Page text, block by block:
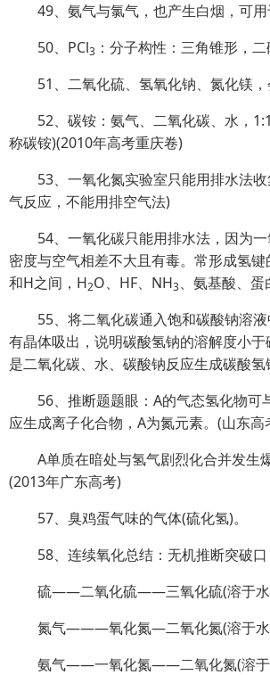
49、氨气与氯气，也产生白烟，可用
50、PCl3 ：分子构性：三角锥形，二
51、二氧化硫、氢氧化钠、氮化镁，
52、碳铵：氨气、二氧化碳、水，
称碳铵)(2010年高考重庆卷)
53、一氧化氮实验室只能用排水法
气反应，不能用排空气法)
54、一氧化碳只能用排水法，因为一
密度与空气相差不大且有毒。常形成氢
和H之间，H2O、HF、NH3、氨基酸、蛋
55、将二氧化碳通入饱和碳酸钠溶
有晶体吸出，说明碳酸氢钠的溶解度小
是二氧化碳、水、碳酸钠反应生成碳酸氢
56、推断题题眼：A的气态氢化物可
应生成离子化合物，A为氮元素。(山东高
A单质在暗处与氢气剧烈化合并发生
(2013年广东高考)
57、臭鸡蛋气味的气体(硫化氢)。
58、连续氧化总结：无机推断突破口
硫——二氧化硫——三氧化硫(溶于
氮气———氧化氮—二氧化氮(溶于
氨气——一氧化氮——二氧化氮(溶于